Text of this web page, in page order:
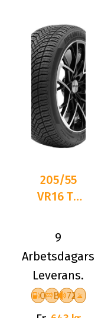
205/55
VR16 TL
DELINTE
AW6 XL
9
Arbetsdagars
Leverans.
C B 72